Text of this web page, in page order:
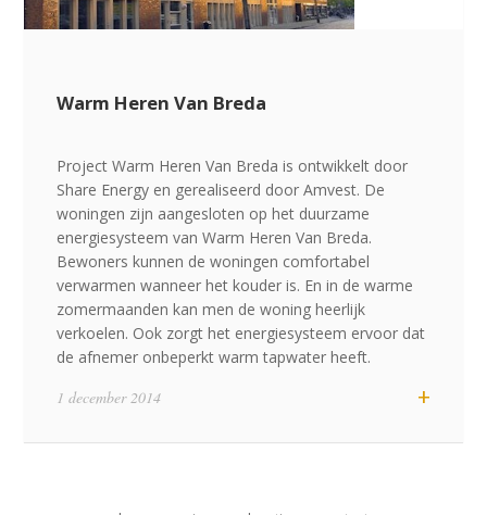
Warm Heren Van Breda
Project Warm Heren Van Breda is ontwikkelt door
Share Energy en gerealiseerd door Amvest. De
woningen zijn aangesloten op het duurzame
energiesysteem van Warm Heren Van Breda.
Bewoners kunnen de woningen comfortabel
verwarmen wanneer het kouder is. En in de warme
zomermaanden kan men de woning heerlijk
verkoelen. Ook zorgt het energiesysteem ervoor dat
de afnemer onbeperkt warm tapwater heeft.
+
1 december 2014
Share-Energy
www.Share-Energy.nl
Edisonstraat 68a
info@WarmGedeeld.nl